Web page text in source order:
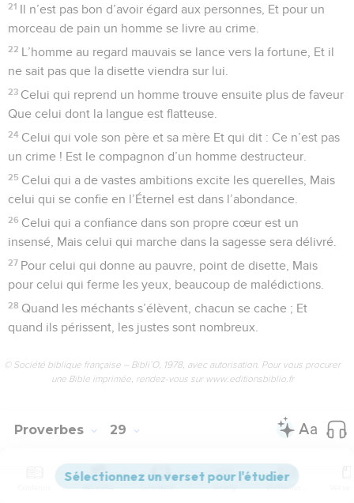
21 Il n’est pas bon d’avoir égard aux personnes, Et pour un
morceau de pain un homme se livre au crime.
22 L’homme au regard mauvais se lance vers la fortune, Et il
ne sait pas que la disette viendra sur lui.
23 Celui qui reprend un homme trouve ensuite plus de faveur
Que celui dont la langue est flatteuse.
24 Celui qui vole son père et sa mère Et qui dit : Ce n’est pas
un crime ! Est le compagnon d’un homme destructeur.
25 Celui qui a de vastes ambitions excite les querelles, Mais
celui qui se confie en l’Éternel est dans l’abondance.
26 Celui qui a confiance dans son propre cœur est un
insensé, Mais celui qui marche dans la sagesse sera délivré.
27 Pour celui qui donne au pauvre, point de disette, Mais
pour celui qui ferme les yeux, beaucoup de malédictions.
28 Quand les méchants s’élèvent, chacun se cache ; Et
quand ils périssent, les justes sont nombreux.
© Société biblique française – Bibli’O, 1978, avec autorisation. Pour vous procurer
une Bible imprimée, rendez-vous sur www.editionsbiblio.fr
Proverbes 29
Seuls les Évangiles sont disponibles en vidéo pour le moment.
Versions Commentaires Strong